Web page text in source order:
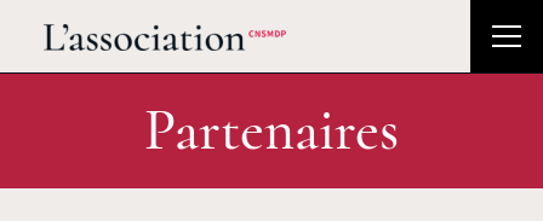
Partenaires